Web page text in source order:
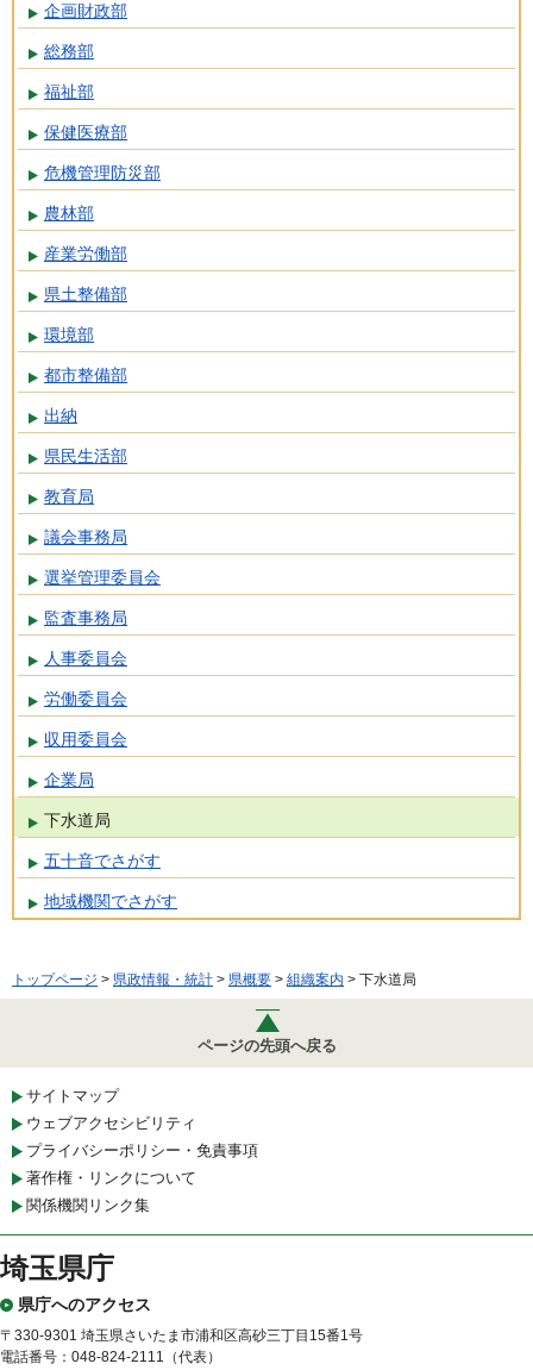
企画財政部
総務部
福祉部
保健医療部
危機管理防災部
農林部
産業労働部
県土整備部
環境部
都市整備部
出納
県民生活部
教育局
議会事務局
選挙管理委員会
監査事務局
人事委員会
労働委員会
収用委員会
企業局
下水道局
五十音でさがす
地域機関でさがす
トップページ > 県政情報・統計 > 県概要 > 組織案内 > 下水道局
ページの先頭へ戻る
サイトマップ
ウェブアクセシビリティ
プライバシーポリシー・免責事項
著作権・リンクについて
関係機関リンク集
埼玉県庁
県庁へのアクセス
〒330-9301 埼玉県さいたま市浦和区高砂三丁目15番1号
電話番号：048-824-2111（代表）